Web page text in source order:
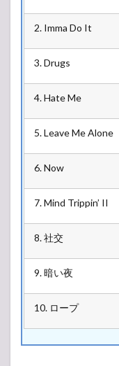
2. Imma Do It
3. Drugs
4. Hate Me
5. Leave Me Alone
6. Now
7. Mind Trippin’ II
8. 社交
9. 暗い夜
10. ロープ